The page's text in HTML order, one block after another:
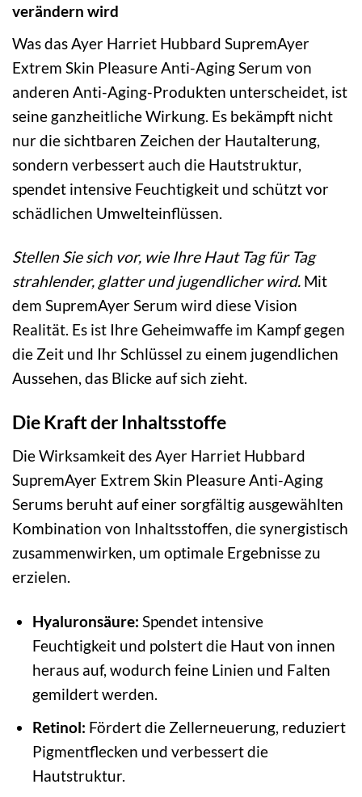
verändern wird
Was das Ayer Harriet Hubbard SupremAyer
Extrem Skin Pleasure Anti-Aging Serum von
anderen Anti-Aging-Produkten unterscheidet, ist
seine ganzheitliche Wirkung. Es bekämpft nicht
nur die sichtbaren Zeichen der Hautalterung,
sondern verbessert auch die Hautstruktur,
spendet intensive Feuchtigkeit und schützt vor
schädlichen Umwelteinflüssen.
Stellen Sie sich vor, wie Ihre Haut Tag für Tag
strahlender, glatter und jugendlicher wird. Mit
dem SupremAyer Serum wird diese Vision
Realität. Es ist Ihre Geheimwaffe im Kampf gegen
die Zeit und Ihr Schlüssel zu einem jugendlichen
Aussehen, das Blicke auf sich zieht.
Die Kraft der Inhaltsstoffe
Die Wirksamkeit des Ayer Harriet Hubbard
SupremAyer Extrem Skin Pleasure Anti-Aging
Serums beruht auf einer sorgfältig ausgewählten
Kombination von Inhaltsstoffen, die synergistisch
zusammenwirken, um optimale Ergebnisse zu
erzielen.
Hyaluronsäure: Spendet intensive
Feuchtigkeit und polstert die Haut von innen
heraus auf, wodurch feine Linien und Falten
gemildert werden.
Retinol: Fördert die Zellerneuerung, reduziert
Pigmentflecken und verbessert die
Hautstruktur.